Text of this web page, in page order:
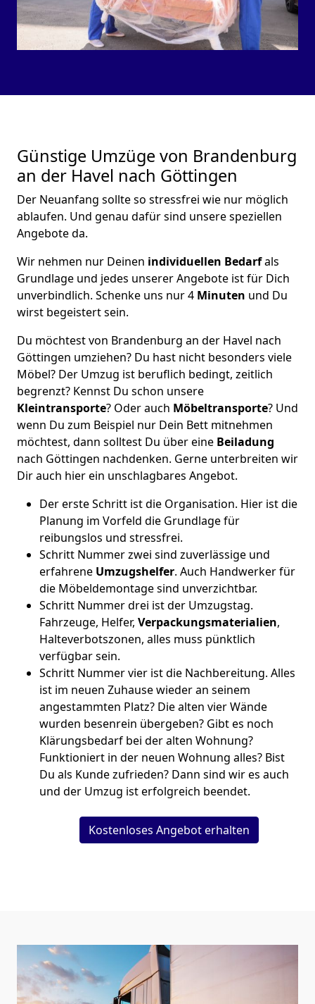
Günstige Umzüge von Brandenburg
an der Havel nach Göttingen
Der Neuanfang sollte so stressfrei wie nur möglich
ablaufen. Und genau dafür sind unsere speziellen
Angebote da.
Wir nehmen nur Deinen individuellen Bedarfals
Grundlage und jedes unserer Angebote ist für Dich
unverbindlich. Schenke uns nur 4 Minuten und Du
wirst begeistert sein.
Du möchtest von Brandenburg an der Havel nach
Göttingen umziehen? Du hast nicht besonders viele
Möbel? Der Umzug ist beruflich bedingt, zeitlich
begrenzt? Kennst Du schon unsere
Kleintransporte? Oder auch Möbeltransporte? Und
wenn Du zum Beispiel nur Dein Bett mitnehmen
möchtest, dann solltest Du über eine Beiladung
nach Göttingen nachdenken. Gerne unterbreiten wir
Dir auch hier ein unschlagbares Angebot.
Der erste Schritt ist die Organisation. Hier ist die
Planung im Vorfeld die Grundlage für
reibungslos und stressfrei.
Schritt Nummer zwei sind zuverlässige und
erfahrene Umzugshelfer. Auch Handwerker für
die Möbeldemontage sind unverzichtbar.
Schritt Nummer drei ist der Umzugstag.
Fahrzeuge, Helfer, Verpackungsmaterialien,
Halteverbotszonen, alles muss pünktlich
verfügbar sein.
Schritt Nummer vier ist die Nachbereitung. Alles
ist im neuen Zuhause wieder an seinem
angestammten Platz? Die alten vier Wände
wurden besenrein übergeben? Gibt es noch
Klärungsbedarf bei der alten Wohnung?
Funktioniert in der neuen Wohnung alles? Bist
Du als Kunde zufrieden? Dann sind wir es auch
und der Umzug ist erfolgreich beendet.
Kostenloses Angebot erhalten